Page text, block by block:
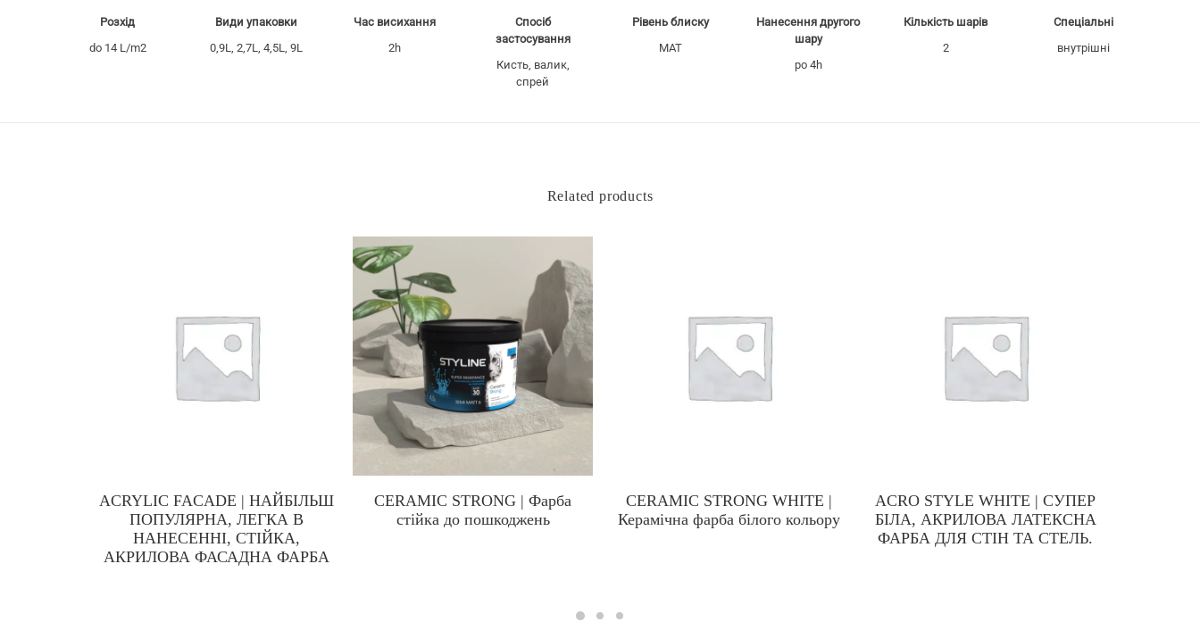
Pозхід
do 14 L/m2
Види упаковки
0,9L, 2,7L, 4,5L, 9L
Час висихання
2h
Спосіб
застосування
Кисть, валик,
спрей
Рівень блиску
MAT
Нанесення другого
шару
po 4h
Кількість шарів
2
Спеціальні
внутрішні
Related products
ACRYLIC FACADE | НАЙБІЛЬШ
ПОПУЛЯРНА, ЛЕГКА В
НАНЕСЕННІ, СТІЙКА,
АКРИЛОВА ФАСАДНА ФАРБА
CERAMIC STRONG | Фарба
стійка до пошкоджень
CERAMIC STRONG WHITE |
Керамічна фарба білого кольору
ACRO STYLE WHITE | СУПЕР
БІЛА, АКРИЛОВА ЛАТЕКСНА
ФАРБА ДЛЯ СТІН ТА СТЕЛЬ.